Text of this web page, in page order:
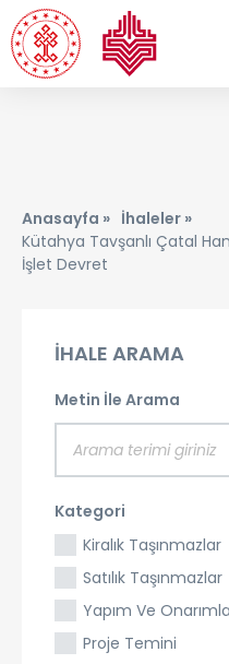
Anasayfa » İhaleler »
Kütahya Tavşanlı Çatal
İşlet Devret
İHALE ARAMA
Metin İle Arama
Kategori
Kiralık Taşınmazlar
Satılık Taşınmazlar
Yapım Ve
Proje Temini